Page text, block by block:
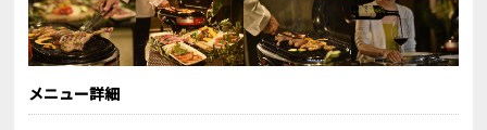
メニュー詳細